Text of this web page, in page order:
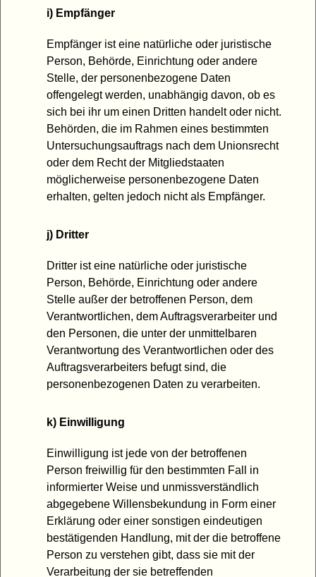
i) Empfänger
Empfänger ist eine natürliche oder juristische
Person, Behörde, Einrichtung oder andere
Stelle, der personenbezogene Daten
offengelegt werden, unabhängig davon, ob es
sich bei ihr um einen Dritten handelt oder nicht.
Behörden, die im Rahmen eines bestimmten
Untersuchungsauftrags nach dem Unionsrecht
oder dem Recht der Mitgliedstaaten
möglicherweise personenbezogene Daten
erhalten, gelten jedoch nicht als Empfänger.
j) Dritter
Dritter ist eine natürliche oder juristische
Person, Behörde, Einrichtung oder andere
Stelle außer der betroffenen Person, dem
Verantwortlichen, dem Auftragsverarbeiter und
den Personen, die unter der unmittelbaren
Verantwortung des Verantwortlichen oder des
Auftragsverarbeiters befugt sind, die
personenbezogenen Daten zu verarbeiten.
k) Einwilligung
Einwilligung ist jede von der betroffenen
Person freiwillig für den bestimmten Fall in
informierter Weise und unmissverständlich
abgegebene Willensbekundung in Form einer
Erklärung oder einer sonstigen eindeutigen
bestätigenden Handlung, mit der die betroffene
Person zu verstehen gibt, dass sie mit der
Verarbeitung der sie betreffenden